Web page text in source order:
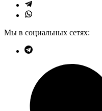
Мы в социальных сетях: